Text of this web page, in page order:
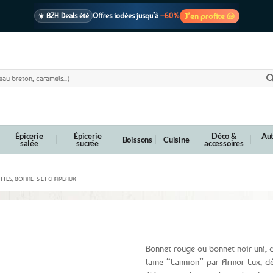
☀️ BZH Deals été Offres iodées jusqu’à –60% J’en profite 🐚
Épicerie
salée
Épicerie
sucrée Boissons Cuisine Déco &
accessoires
BONNETS ET CHAPEAUX
Bonnet rouge ou bonnet noir uni,
laine “Lannion” par Armor Lux,